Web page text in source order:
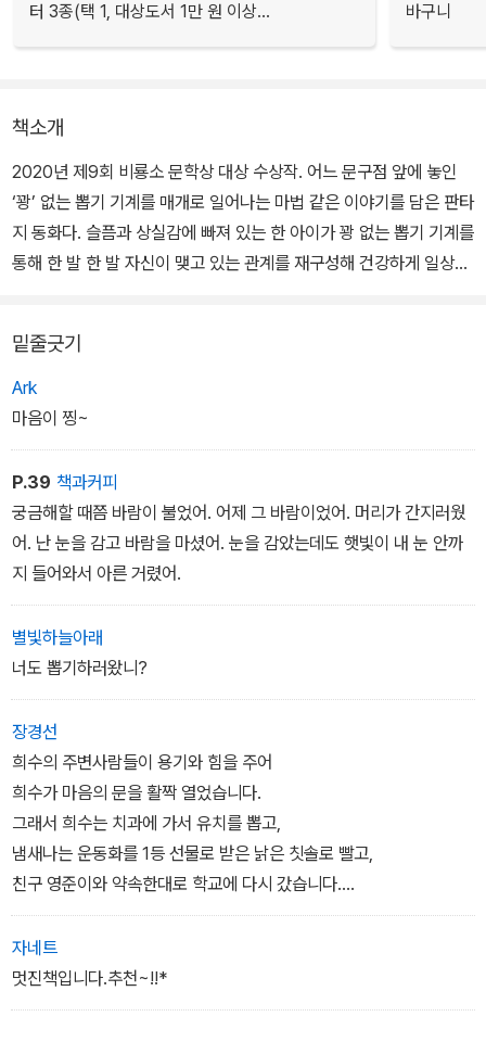
터 3종(택 1, 대상도서 1만 원 이상...
바구니
책소개
2020년 제9회 비룡소 문학상 대상 수상작. 어느 문구점 앞에 놓인
‘꽝’ 없는 뽑기 기계를 매개로 일어나는 마법 같은 이야기를 담은 판타
지 동화다. 슬픔과 상실감에 빠져 있는 한 아이가 꽝 없는 뽑기 기계를
통해 한 발 한 발 자신이 맺고 있는 관계를 재구성해 건강하게 일상으
오백 원짜리 동전을 넣고 돌렸을 때 꽝 없이 무엇이든 나오는 뽑기 기
계가 있다는 독특한 설정은 호기심을 불러일으키며 이야기의 몰입도
를 높인다. 주인공 희수가 왜 뽑기를 싫어하게 됐는지, 희수가 처한 상
황은 지금 어떤 것인지 의문으로 둔 채 흘러가는 서사는 뽑기 기계에
서 꽝 없이 나오는 환상적인 물건과 만나 예상치 못한 반전을 거듭하
며 이야기를 이끈다.
심사위원 김진경(동화작가), 김리리(동화작가), 김지은(아동청소년
을 때 느껴지는 뭉클함이 놀랍다.”며 “반복해서 읽으면 다양한 수준
의 의미를 되새길 수 있는 작가의 문학적 역량이 뛰어난 작품”으로,
이야기를 다 읽고 난 뒤, 이야기에서 상징하는 바를 깨달았을 때의 울
컥함은 따뜻하고 서정적인 차상미 화가의 그림과 만나 여운을 더한
다. 저학년 독자들이 만날 수 있는, 최고의 문학적 성취가 돋보이는 작
품이다.
밑줄긋기
Ark
마음이 찡~
P.39 책과커피
궁금해할 때쯤 바람이 불었어. 어제 그 바람이었어. 머리가 간지러웠
어. 난 눈을 감고 바람을 마셨어. 눈을 감았는데도 햇빛이 내 눈 안까
지 들어와서 아른 거렸어.
별빛하늘아래
너도 뽑기하러왔니?
장경선
희수의 주변사람들이 용기와 힘을 주어
희수가 마음의 문을 활짝 열었습니다.
그래서 희수는 치과에 가서 유치를 뽑고,
냄새나는 운동화를 1등 선물로 받은 낡은 칫솔로 빨고,
친구 영준이와 약속한대로 학교에 다시 갔습니다.
또, 연수언니도 좋아하던 태권도장에 다시 나가게 되었습니다.
자네트
멋진책입니다.추천~!!*